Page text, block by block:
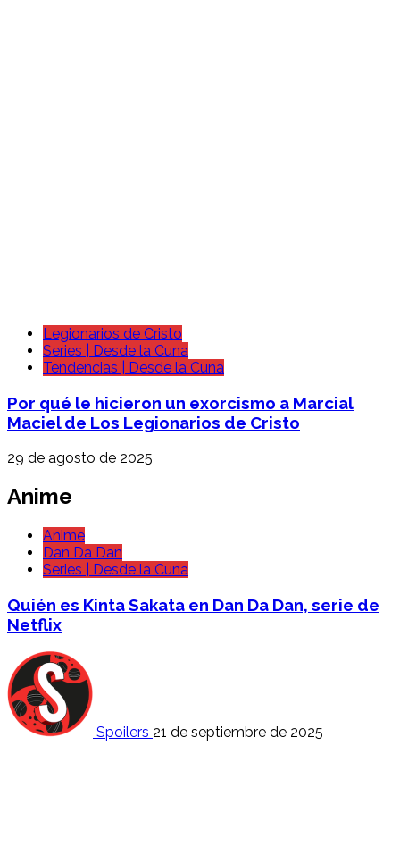
Legionarios de Cristo
Series | Desde la Cuna
Tendencias | Desde la Cuna
Por qué le hicieron un exorcismo a Marcial
Maciel de Los Legionarios de Cristo
29 de agosto de 2025
Anime
Anime
Dan Da Dan
Series | Desde la Cuna
Quién es Kinta Sakata en Dan Da Dan, serie de
Netflix
Spoilers 21 de septiembre de 2025